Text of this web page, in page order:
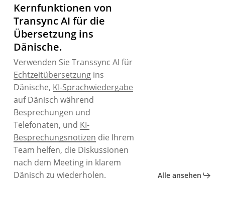
Kernfunktionen von
Transync AI für die
Übersetzung ins
Dänische.
Verwenden Sie Transsync AI für
Echtzeitübersetzung ins
Dänische, KI-Sprachwiedergabe
auf Dänisch während
Besprechungen und
Telefonaten, und KI-
Besprechungsnotizen die Ihrem
Team helfen, die Diskussionen
nach dem Meeting in klarem
Dänisch zu wiederholen.
Alle ansehen